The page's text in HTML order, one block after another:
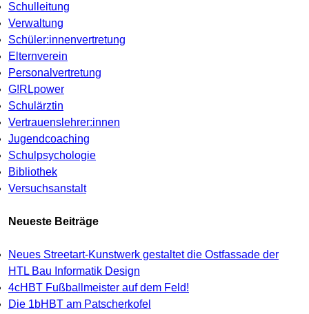
Schulleitung
Verwaltung
Schüler:innenvertretung
Elternverein
Personalvertretung
G!RLpower
Schulärztin
Vertrauenslehrer:innen
Jugendcoaching
Schulpsychologie
Bibliothek
Versuchsanstalt
Neueste Beiträge
Neues Streetart-Kunstwerk gestaltet die Ostfassade der
HTL Bau Informatik Design
4cHBT Fußballmeister auf dem Feld!
Die 1bHBT am Patscherkofel